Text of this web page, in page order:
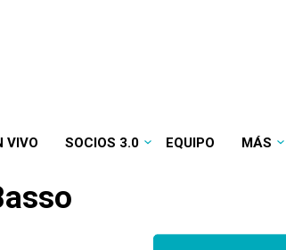
VIVO SOCIOS 3.0 EQUIPO MÁS